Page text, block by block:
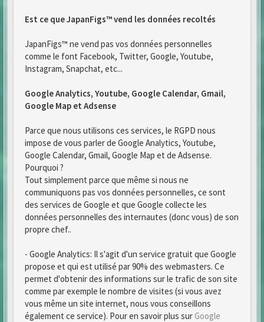
Est ce que JapanFigs™ vend les données recoltés
JapanFigs™ ne vend pas vos données personnelles
comme le font Facebook, Twitter, Google, Youtube,
Instagram, Snapchat, etc...
Google Analytics, Youtube, Google Calendar, Gmail,
Google Map et Adsense
Parce que nous utilisons ces services, le RGPD nous
impose de vous parler de Google Analytics, Youtube,
Google Calendar, Gmail, Google Map et de Adsense.
Pourquoi ?
Tout simplement parce que même si nous ne
communiquons pas vos données personnelles, ce sont
des services de Google et que Google collecte les
données personnelles des internautes (donc vous) de son
propre chef..
- Google Analytics: Il s'agit d'un service gratuit que Google
propose et qui est utilisé par 90% des webmasters. Ce
permet d'obtenir des informations sur le trafic de son site
comme par exemple le nombre de visites (si vous avez
vous même un site internet, nous vous conseillons
également ce service). Pour en savoir plus sur Google